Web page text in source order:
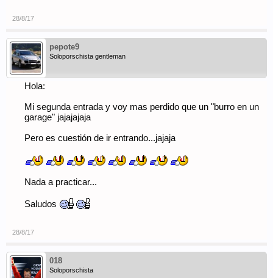
28/8/17
pepote9
Soloporschista gentleman
Hola:
Mi segunda entrada y voy mas perdido que un "burro en un
garage" jajajajaja
Pero es cuestión de ir entrando...jajaja
Nada a practicar...
Saludos
28/8/17
018
Soloporschista